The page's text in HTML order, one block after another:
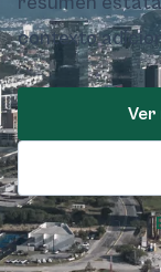
contexto
Ver